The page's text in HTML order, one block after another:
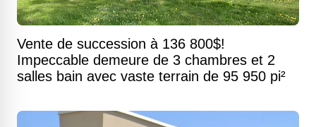
Vente de succession à 136 800$!
Impeccable demeure de 3 chambres et 2
salles bain avec vaste terrain de 95 950 pi²